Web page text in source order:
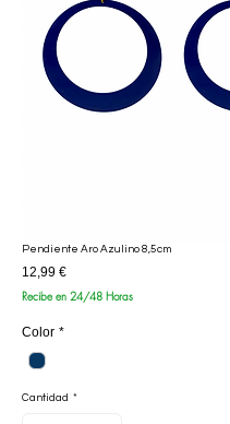
Pendiente Aro Azulino 8,5cm
12,99 €Precio
Recibe en 24/48 Horas
Color *
Cantidad *